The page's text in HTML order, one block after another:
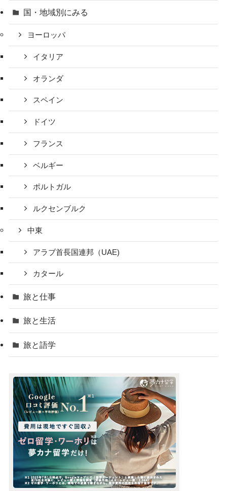
国・地域別にみる
ヨーロッパ
イタリア
オランダ
スペイン
ドイツ
フランス
ベルギー
ポルトガル
ルクセンブルク
中東
アラブ首長国連邦（UAE)
カタール
旅と仕事
旅と生活
旅と語学